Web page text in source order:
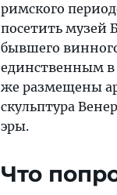
римского
посетить музей
бывшего
единственным в
же размещены
скульптура
эры.
Что